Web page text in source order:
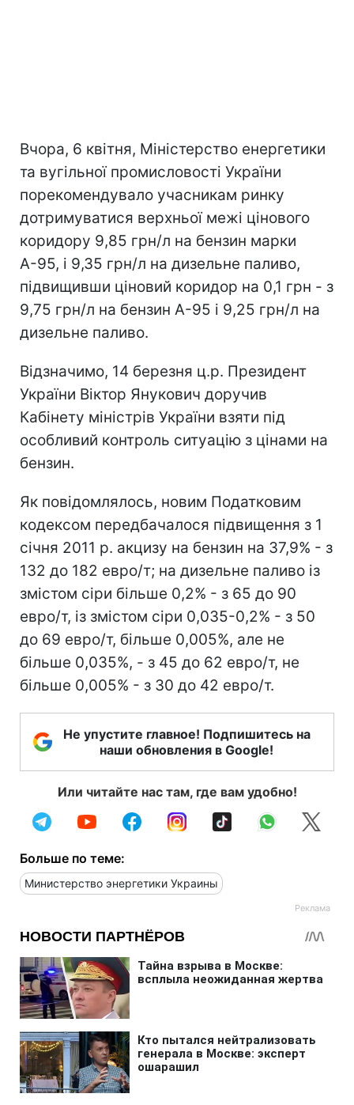
Вчора, 6 квітня, Міністерство енергетики
та вугільної промисловості України
порекомендувало учасникам ринку
дотримуватися верхньої межі цінового
коридору 9,85 грн/л на бензин марки
А-95, і 9,35 грн/л на дизельне паливо,
підвищивши ціновий коридор на 0,1 грн - з
9,75 грн/л на бензин А-95 і 9,25 грн/л на
дизельне паливо.
Відзначимо, 14 березня ц.р. Президент
України Віктор Янукович доручив
Кабінету міністрів України взяти під
особливий контроль ситуацію з цінами на
бензин.
Як повідомлялось, новим Податковим
кодексом передбачалося підвищення з 1
січня 2011 р. акцизу на бензин на 37,9% - з
132 до 182 евро/т; на дизельне паливо із
змістом сіри більше 0,2% - з 65 до 90
евро/т, із змістом сіри 0,035-0,2% - з 50
до 69 евро/т, більше 0,005%, але не
більше 0,035%, - з 45 до 62 евро/т, не
більше 0,005% - з 30 до 42 евро/т.
Не упустите главное! Подпишитесь на
наши обновления в Google!
Или читайте нас там, где вам удобно!
Больше по теме:
Министерство энергетики Украины